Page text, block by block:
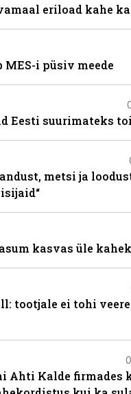
eriload kahe
MES-i püsiv meede
Eesti suurimateks
metsi ja
kasvas üle
tootjale ei tohi
Ahti Kalde firmades